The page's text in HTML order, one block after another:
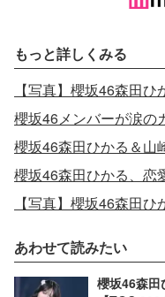
もっと詳しくみる
【写真】櫻坂46森田
櫻坂46メンバーが涙の
櫻坂46森田ひかる＆山
櫻坂46森田ひかる、恋
【写真】櫻坂46森田ひ
あわせて読みたい
櫻坂46森田